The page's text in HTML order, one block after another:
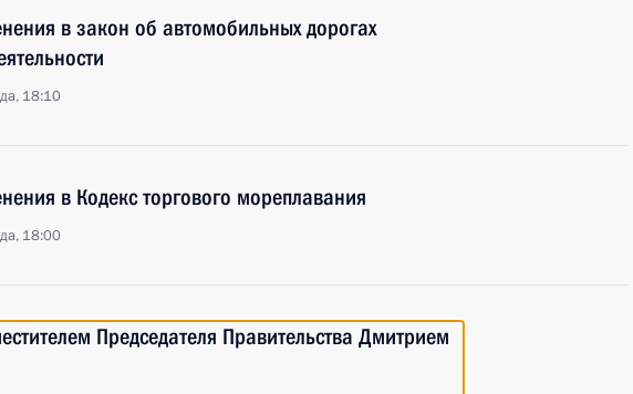
в закон об автомобильных дорогах
18:10
в Кодекс торгового мореплавания
18:00
Председателя Правительства Дмитрием